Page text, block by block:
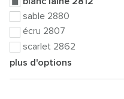
sable 2880
écru 2807
scarlet 2862
plus d'options